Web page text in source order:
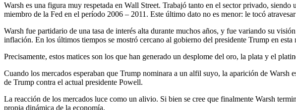
Warsh es una figura muy respetada en Wall Street. Trabajó tanto en el sector privado,
miembro de la Fed en el período 2006 – 2011. Este último dato no es menor: le tocó
Warsh fue partidario de una tasa de interés alta durante muchos años, y fue variando su
inflación. En los últimos tiempos se mostró cercano al gobierno del presidente Trump en esta
Precisamente, estos matices son los que han generado un desplome del oro, la plata y el
Cuando los mercados esperaban que Trump nominara a un alfil suyo, la aparición de Warsh
de Trump contra el actual presidente Powell.
La reacción de los mercados luce como un alivio. Si bien se cree que finalmente Warsh
propia dinámica de la economía.